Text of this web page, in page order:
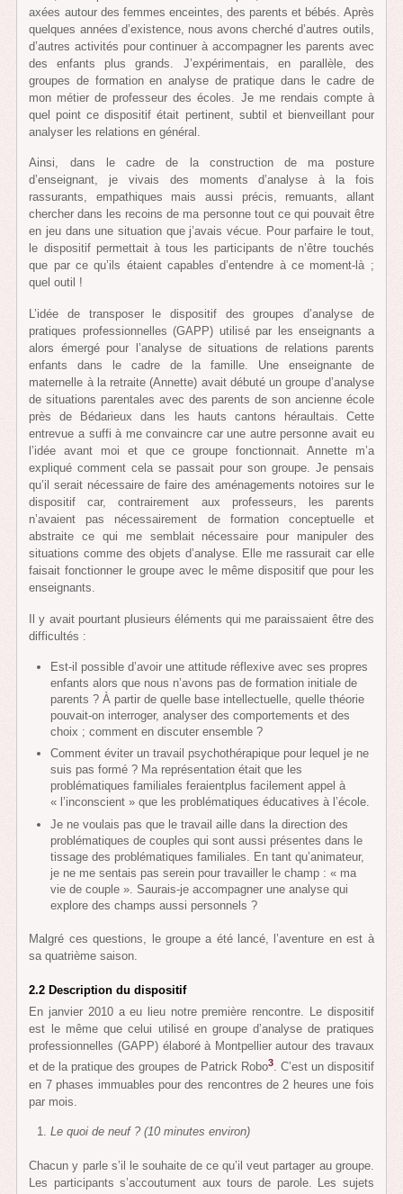
axées autour des femmes enceintes, des parents et bébés. Après
quelques années d’existence, nous avons cherché d’autres outils,
d’autres activités pour continuer à accompagner les parents avec
des enfants plus grands. J’expérimentais, en parallèle, des
groupes de formation en analyse de pratique dans le cadre de
mon métier de professeur des écoles. Je me rendais compte à
quel point ce dispositif était pertinent, subtil et bienveillant pour
analyser les relations en général.
Ainsi, dans le cadre de la construction de ma posture
d’enseignant, je vivais des moments d’analyse à la fois
rassurants, empathiques mais aussi précis, remuants, allant
chercher dans les recoins de ma personne tout ce qui pouvait être
en jeu dans une situation que j’avais vécue. Pour parfaire le tout,
le dispositif permettait à tous les participants de n’être touchés
que par ce qu’ils étaient capables d’entendre à ce moment-là ;
quel outil !
L’idée de transposer le dispositif des groupes d’analyse de
pratiques professionnelles (GAPP) utilisé par les enseignants a
alors émergé pour l’analyse de situations de relations parents
enfants dans le cadre de la famille. Une enseignante de
maternelle à la retraite (Annette) avait débuté un groupe d’analyse
de situations parentales avec des parents de son ancienne école
près de Bédarieux dans les hauts cantons héraultais. Cette
entrevue a suffi à me convaincre car une autre personne avait eu
l’idée avant moi et que ce groupe fonctionnait. Annette m’a
expliqué comment cela se passait pour son groupe. Je pensais
qu’il serait nécessaire de faire des aménagements notoires sur le
dispositif car, contrairement aux professeurs, les parents
n’avaient pas nécessairement de formation conceptuelle et
abstraite ce qui me semblait nécessaire pour manipuler des
situations comme des objets d’analyse. Elle me rassurait car elle
faisait fonctionner le groupe avec le même dispositif que pour les
enseignants.
Il y avait pourtant plusieurs éléments qui me paraissaient être des
difficultés :
Est-il possible d’avoir une attitude réflexive avec ses propres
enfants alors que nous n’avons pas de formation initiale de
parents ? À partir de quelle base intellectuelle, quelle théorie
pouvait-on interroger, analyser des comportements et des
choix ; comment en discuter ensemble ?
Comment éviter un travail psychothérapique pour lequel je ne
suis pas formé ? Ma représentation était que les
problématiques familiales feraientplus facilement appel à
« l’inconscient » que les problématiques éducatives à l’école.
Je ne voulais pas que le travail aille dans la direction des
problématiques de couples qui sont aussi présentes dans le
tissage des problématiques familiales. En tant qu’animateur,
je ne me sentais pas serein pour travailler le champ : « ma
vie de couple ». Saurais-je accompagner une analyse qui
explore des champs aussi personnels ?
Malgré ces questions, le groupe a été lancé, l’aventure en est à
sa quatrième saison.
2.2 Description du dispositif
En janvier 2010 a eu lieu notre première rencontre. Le dispositif
est le même que celui utilisé en groupe d’analyse de pratiques
professionnelles (GAPP) élaboré à Montpellier autour des travaux
et de la pratique des groupes de Patrick Robo3. C’est un dispositif
en 7 phases immuables pour des rencontres de 2 heures une fois
par mois.
Le quoi de neuf ? (10 minutes environ)
Chacun y parle s’il le souhaite de ce qu’il veut partager au groupe.
Les participants s’accoutument aux tours de parole. Les sujets